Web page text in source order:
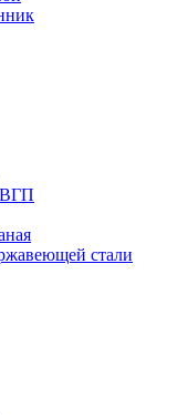
ВГП
стали